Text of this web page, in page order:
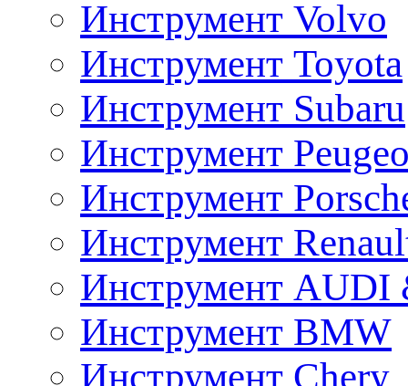
Инструмент Volvo
Инструмент Toyota
Инструмент Subaru
Инструмент
Инструмент
Инструмент
Инструмент AUDI
Инструмент BMW
Инструмент Chery